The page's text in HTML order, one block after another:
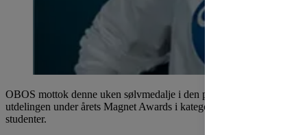
OBOS mottok denne uken sølvmedalje i den prestisjefylte
utdelingen under årets Magnet Awards i kategorien rekruttering mot
studenter.